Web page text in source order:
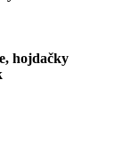
hojdačky